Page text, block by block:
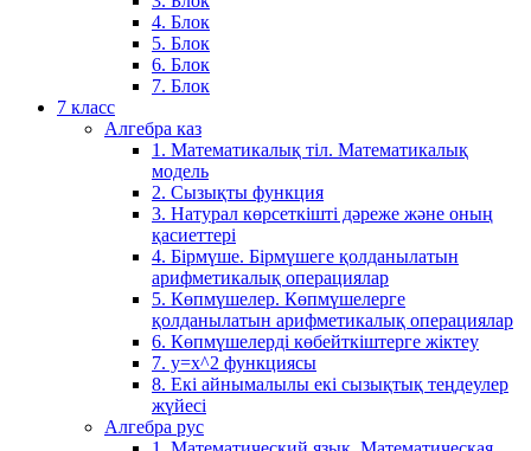
4. Блок
5. Блок
6. Блок
7. Блок
7 класс
Алгебра каз
1. Математикалық тіл. Математикалық
модель
2. Сызықты функция
3. Натурал көрсеткішті дәреже және оның
қасиеттері
4. Бірмүше. Бірмүшеге қолданылатын
арифметикалық операциялар
5. Көпмүшелер. Көпмүшелерге
қолданылатын арифметикалық операциялар
6. Көпмүшелерді көбейткіштерге жіктеу
7. у=х^2 функциясы
8. Екі айнымалылы екі сызықтық теңдеулер
жүйесі
Алгебра рус